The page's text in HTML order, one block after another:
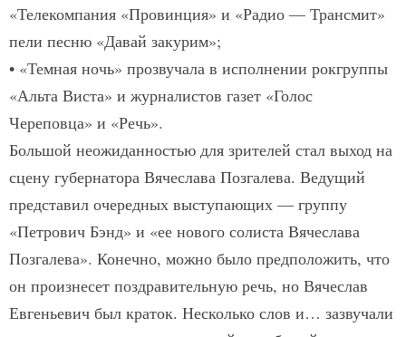
«Телекомпания «Провинция» и «Радио — Трансмит»
пели песню «Давай закурим»;
• «Темная ночь» прозвучала в исполнении рок­группы
«Альта Виста» и журналистов газет «Голос
Череповца» и «Речь».
Большой неожиданностью для зрителей стал выход на
сцену губернатора Вячеслава Позгалева. Ведущий
представил очередных выступающих — группу
«Петрович Бэнд» и «ее нового солиста Вяче­слава
Позгалева». Конечно, можно было предположить, что
он произнесет поздравительную речь, но Вячеслав
Евгеньевич был краток. Несколько слов и… зазвучали